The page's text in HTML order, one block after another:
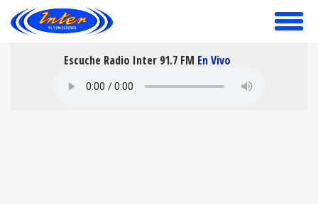
toggle
Escuche Radio Inter 91.7 FM En Vivo